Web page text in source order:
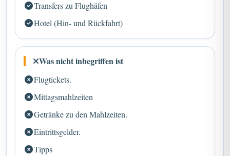
Hotel (Hin- und Rückfahrt)
Was nicht inbegriffen ist
Flugtickets.
Mittagsmahlzeiten
Getränke zu den Mahlzeiten.
Eintrittsgelder.
Tipps